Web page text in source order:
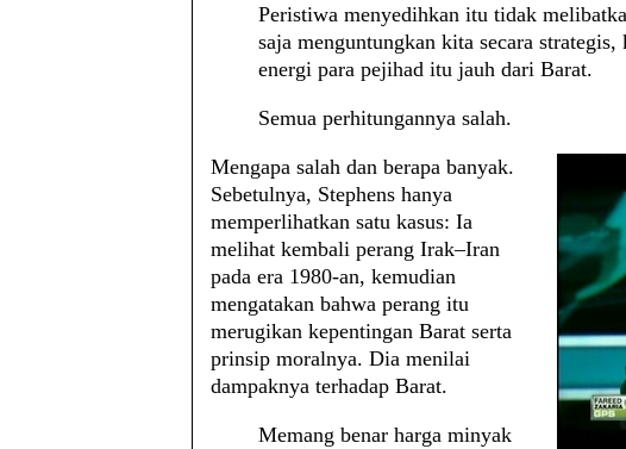
Peristiwa menyedihkan itu tidak
saja menguntungkan kita secara strategis,
energi para pejihad itu jauh dari Barat.
Semua perhitungannya salah.
Mengapa salah dan berapa banyak.
Sebetulnya, Stephens hanya
memperlihatkan satu kasus: Ia
melihat kembali perang Irak–Iran
pada era 1980-an, kemudian
mengatakan bahwa perang itu
merugikan kepentingan Barat serta
prinsip moralnya. Dia menilai
dampaknya terhadap Barat.
Memang benar harga minyak